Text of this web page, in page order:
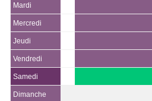
Mardi
Mercredi
Jeudi
Vendredi
Samedi
Dimanche